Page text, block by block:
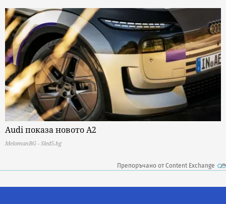
Audi показа новото A2
MelomanBG - Sled5.bg
Препоръчано от Content Exchange